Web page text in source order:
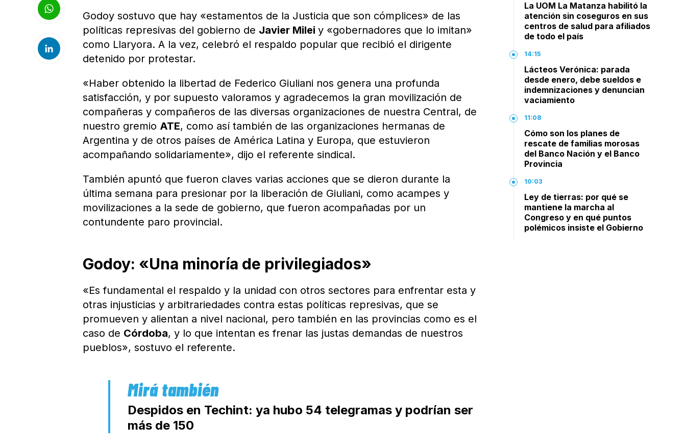
Godoy sostuvo que hay «estamentos de la Justicia que son cómplices» de las
políticas represivas del gobierno de Javier Mileiy «gobernadores que lo imitan»
como Llaryora. A la vez, celebró el respaldo popular que recibió el dirigente
detenido por protestar.
«Haber obtenido la libertad de Federico Giuliani nos genera una profunda
satisfacción, y por supuesto valoramos y agradecemos la gran movilización de
compañeras y compañeros de las diversas organizaciones de nuestra Central, de
nuestro gremio ATE, como así también de las organizaciones hermanas de
Argentina y de otros países de América Latina y Europa, que estuvieron
acompañando solidariamente», dijo el referente sindical.
También apuntó que fueron claves varias acciones que se dieron durante la
última semana para presionar por la liberación de Giuliani, como acampes y
movilizaciones a la sede de gobierno, que fueron acompañadas por un
contundente paro provincial.
Godoy: «Una minoría de privilegiados»
«Es fundamental el respaldo y la unidad con otros sectores para enfrentar esta y
otras injusticias y arbitrariedades contra estas políticas represivas, que se
promueven y alientan a nivel nacional, pero también en las provincias como es el
caso de Córdoba, y lo que intentan es frenar las justas demandas de nuestros
pueblos», sostuvo el referente.
Despidos en Techint: ya hubo 54 telegramas y podrían ser
más de 150
La UOM La Matanza habilitó la
atención sin coseguros en sus
centros de salud para afiliados
de todo el país
14:15
Lácteos Verónica: parada
desde enero, debe sueldos e
indemnizaciones y denuncian
vaciamiento
11:08
Cómo son los planes de
rescate de familias morosas
del Banco Nación y el Banco
Provincia
10:03
Ley de tierras: por qué se
mantiene la marcha al
Congreso y en qué puntos
polémicos insiste el Gobierno